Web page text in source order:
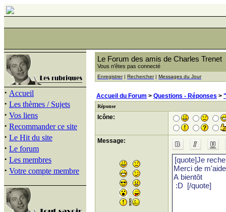
· Accueil
· Les thèmes / Sujets
· Vos liens
· Recommander ce site
· Le Hit du site
· Le forum
· Les membres
· Votre compte membre
Le Forum des amis de Charles Trenet
Vous n'êtes pas connecté
Enregistrer| Rechercher| Messages du Jour
Accueil du Forum > Questions - Réponses >
Réponse
Icône:
Message: